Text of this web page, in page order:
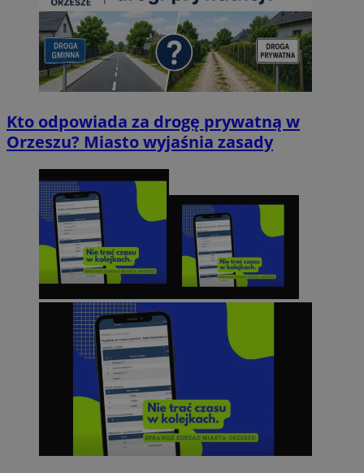
Kto odpowiada za drogę prywatną w
Orzeszu? Miasto wyjaśnia zasady